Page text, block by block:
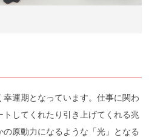
運期となっています。仕事に関わ
してくれたり引き上げてくれる兆
原動力になるような「光」となる